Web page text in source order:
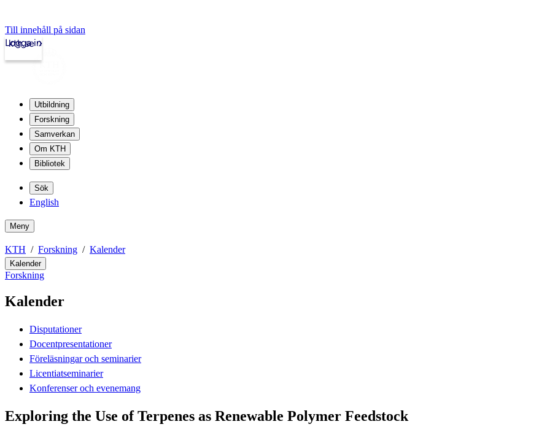
Till innehåll på sidan
kth.se
Logga in
Utbildning
Forskning
Samverkan
Om KTH
Bibliotek
Sök
English
Meny
KTH Forskning Kalender
Kalender
Forskning
Kalender
Disputationer
Docentpresentationer
Föreläsningar och seminarier
Licentiatseminarier
Konferenser och evenemang
Exploring the Use of Terpenes as Renewable Polymer Feedstock